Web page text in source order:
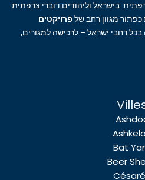
בישראל וליהודים דוברי צרפתית
מגוון רחב שלפרויקטים
בכל רחבי ישראל – לרכישה למגורים,
Bat
Beer